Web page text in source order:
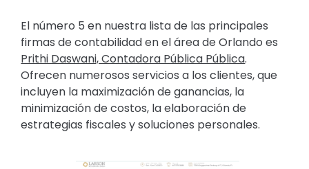
El número 5 en nuestra lista de las principales
firmas de contabilidad en el área de Orlando es
Prithi Daswani, Contadora Pública Pública.
Ofrecen numerosos servicios a los clientes, que
incluyen la maximización de ganancias, la
minimización de costos, la elaboración de
estrategias fiscales y soluciones personales.